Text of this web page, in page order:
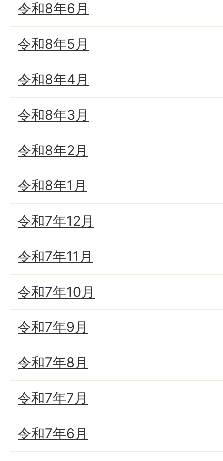
令和8年6月
令和8年5月
令和8年4月
令和8年3月
令和8年2月
令和8年1月
令和7年12月
令和7年11月
令和7年10月
令和7年9月
令和7年8月
令和7年7月
令和7年6月